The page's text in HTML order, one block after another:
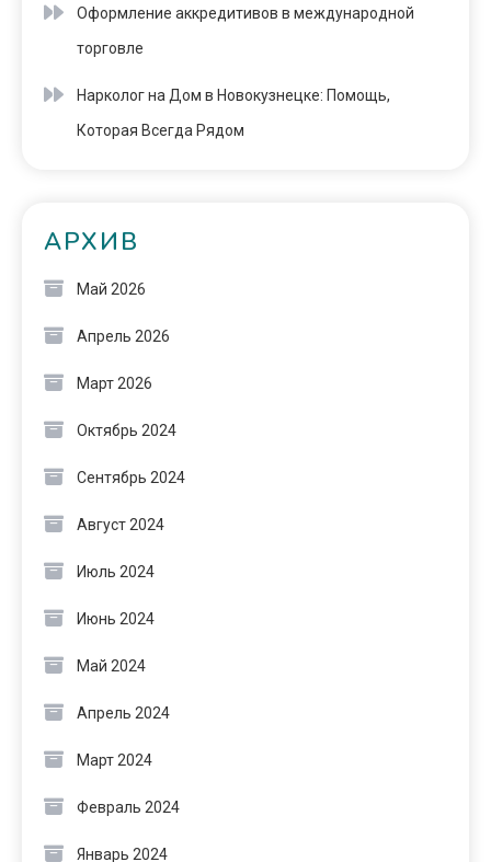
Оформление аккредитивов в международной
торговле
Нарколог на Дом в Новокузнецке: Помощь,
Которая Всегда Рядом
АРХИВ
Май 2026
Апрель 2026
Март 2026
Октябрь 2024
Сентябрь 2024
Август 2024
Июль 2024
Июнь 2024
Май 2024
Апрель 2024
Март 2024
Февраль 2024
Январь 2024